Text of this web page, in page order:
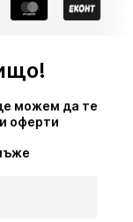
можем да те
оферти